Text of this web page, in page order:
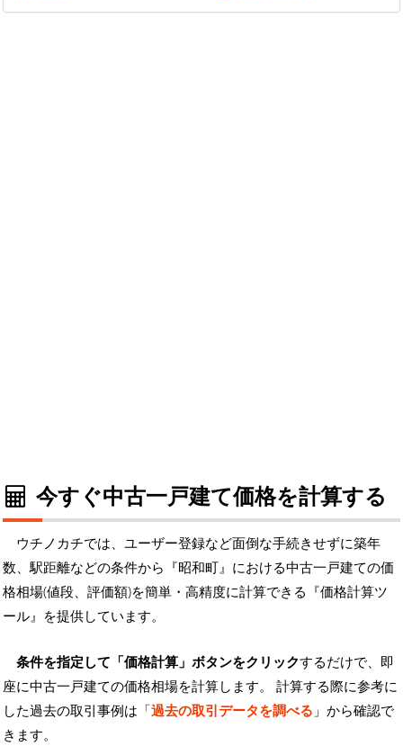
今すぐ中古一戸建て価格を計算する
ウチノカチでは、ユーザー登録など面倒な手続きせずに築年
数、駅距離などの条件から『昭和町』における中古一戸建ての価
格相場(値段、評価額)を簡単・高精度に計算できる『価格計算ツ
ール』を提供しています。
条件を指定して「価格計算」ボタンをクリックするだけで、即
座に中古一戸建ての価格相場を計算します。 計算する際に参考に
した過去の取引事例は「過去の取引データを調べる 」から確認で
きます。